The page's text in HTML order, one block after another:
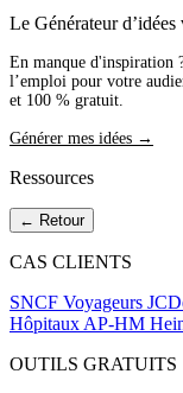
Le Générateur d’idées
En manque d'inspiration
l’emploi pour votre
et 100 % gratuit.
Générer mes idées →
Ressources
← Retour
CAS CLIENTS
SNCF Voyageurs
Hôpitaux AP-HM
OUTILS GRATUITS